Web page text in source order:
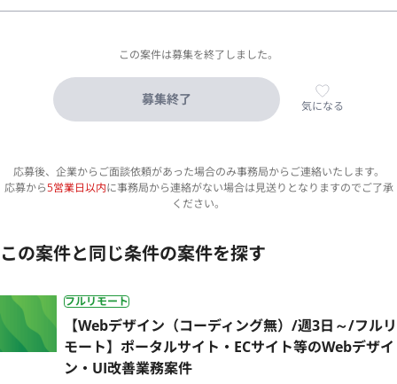
この案件は募集を終了しました。
募集終了 気になる
応募後、企業からご面談依頼があった場合のみ事務局からご連絡いたします。
応募から5営業日以内に事務局から連絡がない場合は見送りとなりますのでご了承
ください。
この案件と同じ条件の案件を探す
フルリモート
【Webデザイン（コーディング無）/週3日～/フルリ
モート】ポータルサイト・ECサイト等のWebデザイ
ン・UI改善業務案件